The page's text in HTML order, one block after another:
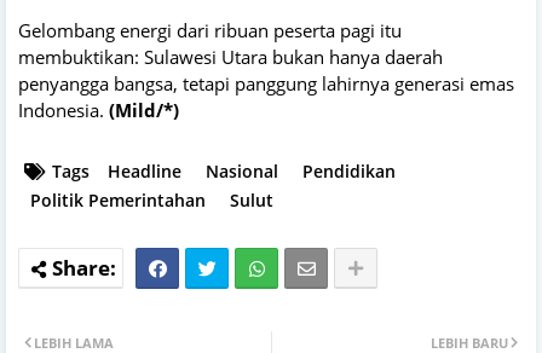
Gelombang energi dari ribuan peserta pagi itu
membuktikan: Sulawesi Utara bukan hanya daerah
penyangga bangsa, tetapi panggung lahirnya generasi emas
Indonesia. (Mild/*)
Tags Headline Nasional
Pendidikan
Politik Pemerintahan
Sulut
LEBIH BARU
LEBIH LAMA